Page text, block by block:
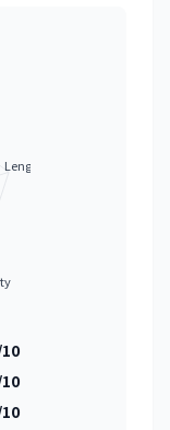
Length